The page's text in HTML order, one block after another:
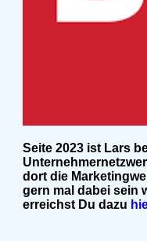
Seite 2023 ist Lars
dort die
gern mal dabei sein
erreichst Du dazu